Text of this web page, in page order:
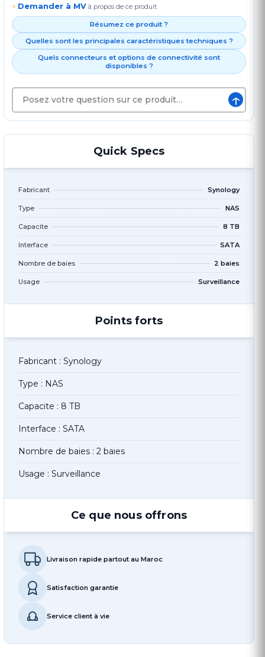
⚡ Demander à MV à propos de ce produit
Résumez ce produit ?
Quelles sont les principales caractéristiques techniques ?
Quels connecteurs et options de connectivité sont
disponibles ?
↑
Quick Specs
Fabricant Synology
Type NAS
Capacite 8 TB
Interface SATA
Nombre de baies 2 baies
Usage Surveillance
Points forts
Fabricant : Synology
Type : NAS
Capacite : 8 TB
Interface : SATA
Nombre de baies : 2 baies
Usage : Surveillance
Ce que nous offrons
Livraison rapide partout au Maroc
Satisfaction garantie
Service client à vie